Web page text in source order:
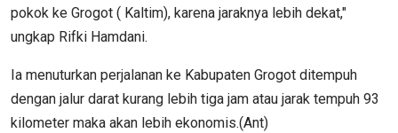
pokok ke Grogot ( Kaltim), karena jaraknya lebih dekat,"
ungkap Rifki Hamdani.
Ia menuturkan perjalanan ke Kabupaten Grogot ditempuh
dengan jalur darat kurang lebih tiga jam atau jarak tempuh 93
kilometer maka akan lebih ekonomis.(Ant)